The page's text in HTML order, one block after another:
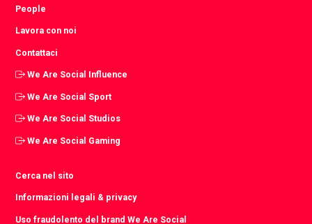
People
Lavora con noi
Contattaci
We Are Social Influence
We Are Social Sport
We Are Social Studios
We Are Social Gaming
Cerca nel sito
Informazioni legali & privacy
Uso fraudolento del brand We Are Social